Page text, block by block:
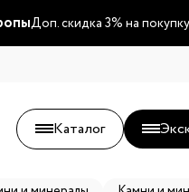
Доп. скидка 3% на
Каталог